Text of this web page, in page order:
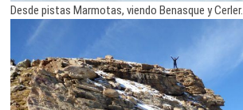
Desde pistas Marmotas, viendo Benasque y Cerler.